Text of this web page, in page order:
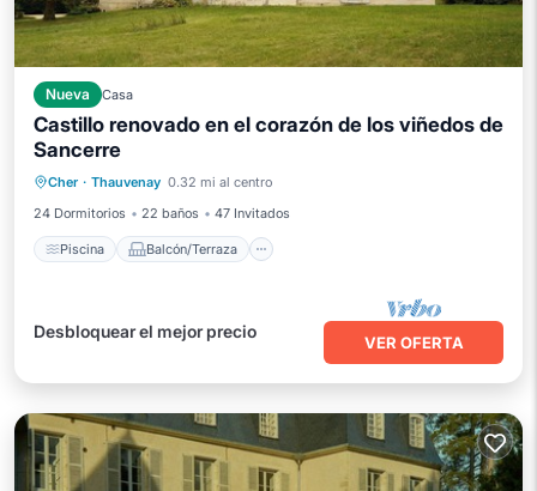
Nueva Casa
Castillo renovado en el corazón de los viñedos de
Sancerre
Cher · Thauvenay 0.32 mi al centro
24 Dormitorios
22 baños 47 Invitados
Piscina Balcón/Terraza
Internet
Desbloquear el mejor precio
VER OFERTA